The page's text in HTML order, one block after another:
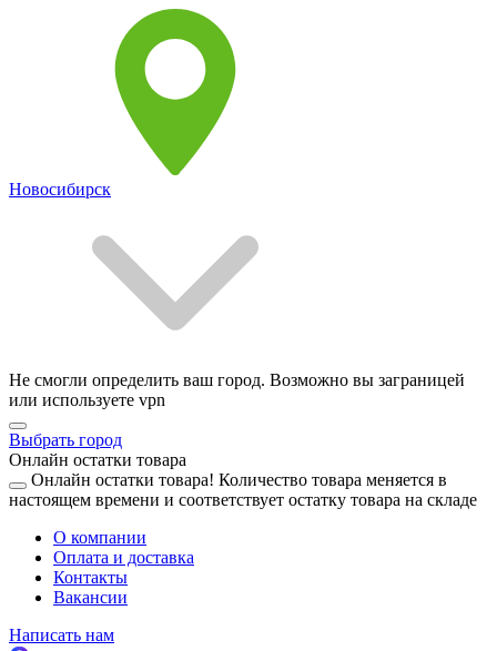
Новосибирск
Не смогли определить ваш город. Возможно вы заграницей
или используете vpn
Выбрать город
Онлайн остатки товара
Онлайн остатки товара! Количество товара меняется в
настоящем времени и соответствует остатку товара на складе
О компании
Оплата и доставка
Контакты
Вакансии
Написать нам